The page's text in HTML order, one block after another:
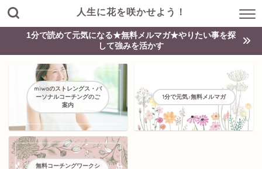
人生に花を咲かせよう！
1分で読めて元気になる★無料メルマガ★やりたい事を探
して強みを活かす
miwaのストレングス・パ
ーソナルコーチングのご
案内
1分で元気♪無料メルマガ
無料コーチングワークシ